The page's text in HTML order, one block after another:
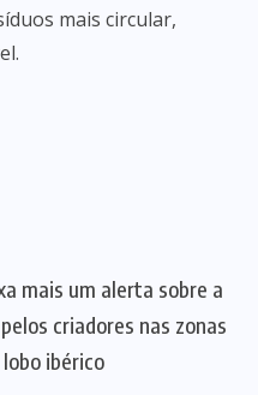
mais circular,
mais um alerta sobre a
criadores nas zonas
ibérico